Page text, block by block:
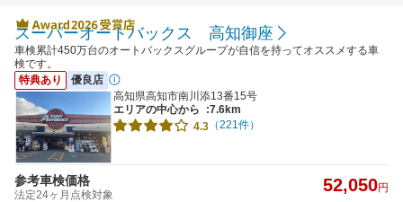
スーパーオートバックス 高知御座
車検累計450万台のオートバックスグループが自信を持ってオススメする車
検です。
特典あり
優良店
高知県高知市南川添13番15号
エリアの中心から
:7.6km
4.3 （221件）
参考車検価格
法定24ヶ月点検対象 52,050円